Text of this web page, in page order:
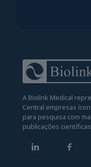
A Biolink Medical
Central empresas
para pesquisa com
publicações